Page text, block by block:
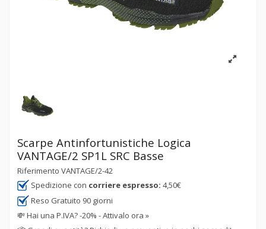
Scarpe Antinfortunistiche Logica
VANTAGE/2 SP1L SRC Basse
Riferimento VANTAGE/2-42
Spedizione con corriere espresso: 4,50€
Reso Gratuito 90 giorni
💸Hai una P.IVA? -20% - Attivalo ora »